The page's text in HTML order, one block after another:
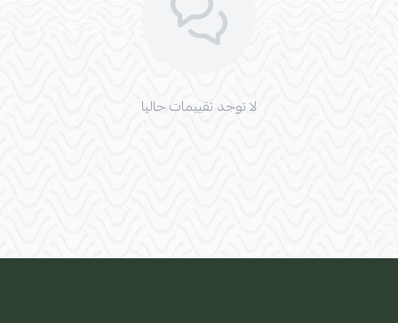
لا توجد تقييمات حاليا